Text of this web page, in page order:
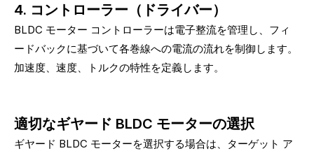
4. コントローラー（ドライバー）
BLDC モーター コントローラーは電子整流を管理し、フィ
ードバックに基づいて各巻線への電流の流れを制御します。
加速度、速度、トルクの特性を定義します。
適切なギヤード BLDC モーターの選択
ギヤード BLDC モーターを選択する場合は、ターゲット ア